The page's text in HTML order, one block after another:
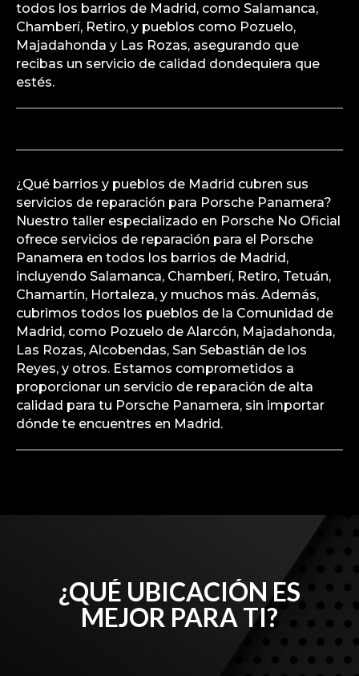
todos los barrios de Madrid, como Salamanca,
Chamberí, Retiro, y pueblos como Pozuelo,
Majadahonda y Las Rozas, asegurando que
recibas un servicio de calidad dondequiera que
estés.
¿Qué barrios y pueblos de Madrid cubren sus
servicios de reparación para Porsche Panamera?
Nuestro taller especializado en Porsche No Oficial
ofrece servicios de reparación para el Porsche
Panamera en todos los barrios de Madrid,
incluyendo Salamanca, Chamberí, Retiro, Tetuán,
Chamartín, Hortaleza, y muchos más. Además,
cubrimos todos los pueblos de la Comunidad de
Madrid, como Pozuelo de Alarcón, Majadahonda,
Las Rozas, Alcobendas, San Sebastián de los
Reyes, y otros. Estamos comprometidos a
proporcionar un servicio de reparación de alta
calidad para tu Porsche Panamera, sin importar
dónde te encuentres en Madrid.
¿QUÉ UBICACIÓN ES
MEJOR PARA TI?